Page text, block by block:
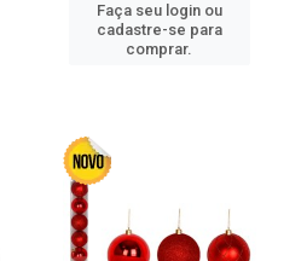
Faça seu login ou
cadastre-se para
comprar.